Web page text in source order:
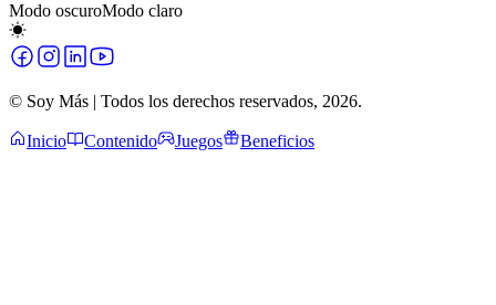
Modo oscuroModo claro
© Soy Más | Todos los derechos reservados, 2026.
Inicio Contenido Juegos Beneficios